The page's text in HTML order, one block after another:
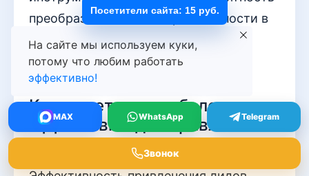
преобразования заинтересованности в
приобретение.
Вопрос-ответ:
Какие методы наиболее
эффективны для привлечения
лидов на кухни на заказ?
На сайте мы используем куки,
потому что любим работать
эффективно!
MAX WhatsApp Telegram
Звонок
Посетители сайта: 15 руб.